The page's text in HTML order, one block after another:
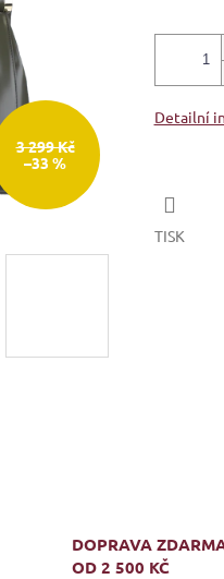
3 299 Kč
–33 %
Detailní
TISK
DOPRAVA
OD 2 500 KČ